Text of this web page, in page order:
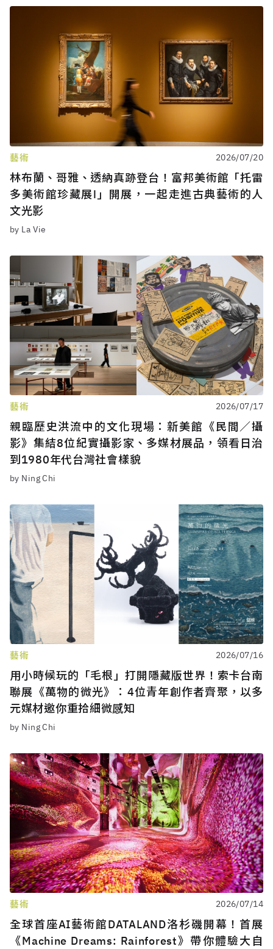
藝術 2026/07/20
林布蘭、哥雅、透納真跡登台！富邦美術館「托雷
多美術館珍藏展Ⅰ」開展，一起走進古典藝術的人
文光影
by La Vie
藝術 2026/07/17
親臨歷史洪流中的文化現場：新美館《民間／攝
影》集結8位紀實攝影家、多媒材展品，領看日治
到1980年代台灣社會樣貌
by Ning Chi
藝術 2026/07/16
用小時候玩的「毛根」打開隱藏版世界！索卡台南
聯展《萬物的微光》：4位青年創作者齊聚，以多
元媒材邀你重拾細微感知
by Ning Chi
藝術 2026/07/14
全球首座AI藝術館DATALAND洛杉磯開幕！首展
《Machine Dreams: Rainforest》帶你體驗大自